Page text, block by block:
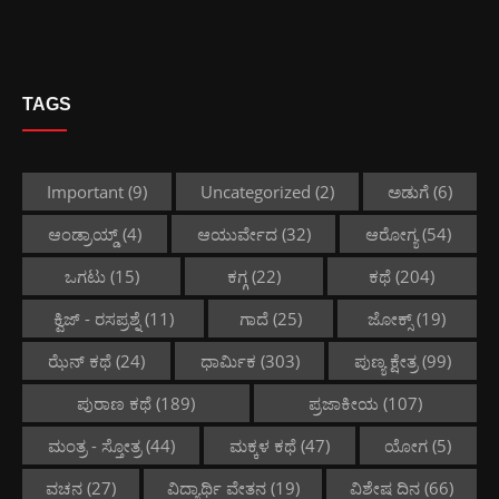
TAGS
Important (9) Uncategorized (2) ಅಡುಗೆ (6)
ಆಂಡ್ರಾಯ್ಡ್(4) ಆಯುರ್ವೇದ(32) ಆರೋಗ್ಯ(54)
ಒಗಟು(15) ಕಗ್ಗ(22) ಕಥೆ (204)
ಕ್ವಿಜ್ - ರಸಪ್ರಶ್ನೆ(11) ಗಾದೆ(25) ಜೋಕ್ಸ್(19)
ಝೆನ್ ಕಥೆ(24) ಧಾರ್ಮಿಕ (303) ಪುಣ್ಯ ಕ್ಷೇತ್ರ(99)
ಪುರಾಣ ಕಥೆ (189) ಪ್ರಜಾಕೀಯ (107)
ಮಂತ್ರ - ಸ್ತೋತ್ರ(44) ಮಕ್ಕಳ ಕಥೆ(47) ಯೋಗ (5)
ವಚನ(27) ವಿದ್ಯಾರ್ಥಿ ವೇತನ(19) ವಿಶೇಷ ದಿನ (66)